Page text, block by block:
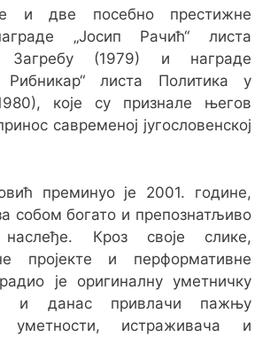
и две посебно престижне
„Јосип Рачић“ листа
Загребу (1979) и награде
Рибникар“ листа Политика у
које су признале његов
савременој југословенској
преминуо је 2001. године,
собом богато и препознатљиво
наслеђе. Кроз своје слике,
пројекте и перформативне
је оригиналну уметничку
и данас привлачи пажњу
уметности, истраживача и